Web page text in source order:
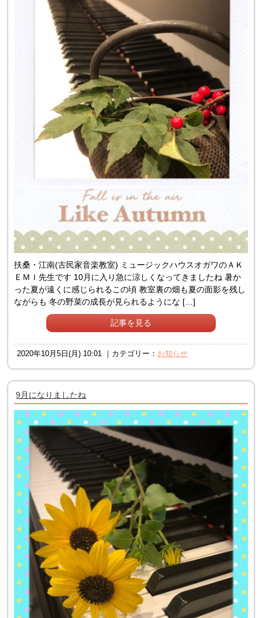
扶桑・江南(古民家音楽教室) ミュージックハウスオガワのＡＫ
ＥＭＩ先生です 10月に入り急に涼しくなってきましたね 暑か
った夏が遠くに感じられるこの頃 教室裏の畑も夏の面影を残し
ながらも 冬の野菜の成長が見られるようにな […]
記事を見る
2020年10月5日(月) 10:01 ｜カテゴリー： お知らせ
9月になりましたね